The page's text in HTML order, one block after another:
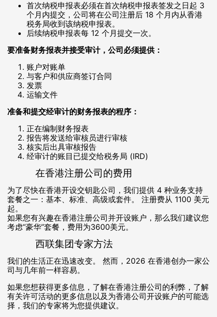
首次纳税申报表必须在首次纳税申报表签发之日起 3
个月内提交，公司将在公司注册后 18 个月内从香港
税务局收到该纳税申报表。
后续纳税申报表每 12 个月提交一次。
要准备财务报表并接受审计，公司必须提供：
账户对账单
与客户和供应商签订合同
发票
运输文件
准备和提交经审计的财务报表的程序：
正在编制财务报表
报告将发送给审核员进行审核
核实后出具审核报告
经审计的账目已提交给税务局 (IRD)
在香港注册公司的费用
为了尽快在香港开设交钥匙公司，我们提供 4 种业务支持
套餐之一：基本、标准、高级或套件。 注册费从 1100 美元
起。
如果您有兴趣在香港注册公司并开设账户，那么我们建议您
考虑“豪华”套餐，费用为3600美元。
西联集团专家方法
我们的生活正在迅速改变。 然而，2026 在香港创办一家公
司与几年前一样容易。
如果您想获得更多信息，了解在香港注册公司的利弊，了解
有关许可活动的更多信息以及为香港公司开设账户的可能选
择，我们的专家将为您提供建议。